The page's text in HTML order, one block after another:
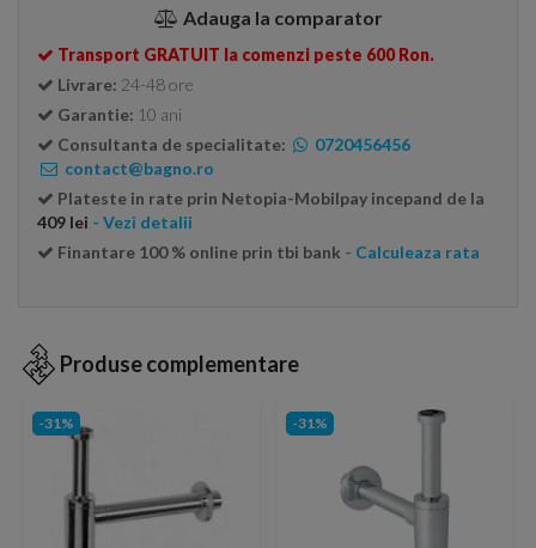
Adauga la comparator
Transport GRATUIT la comenzi peste 600 Ron.
Livrare: 24-48 ore
Garantie: 10 ani
Consultanta de specialitate:
0720456456
contact@bagno.ro
Plateste in rate prin Netopia-Mobilpay incepand de la
409 lei - Vezi detalii
Finantare 100 % online prin tbi bank - Calculeaza rata
Produse complementare
-31% -31%